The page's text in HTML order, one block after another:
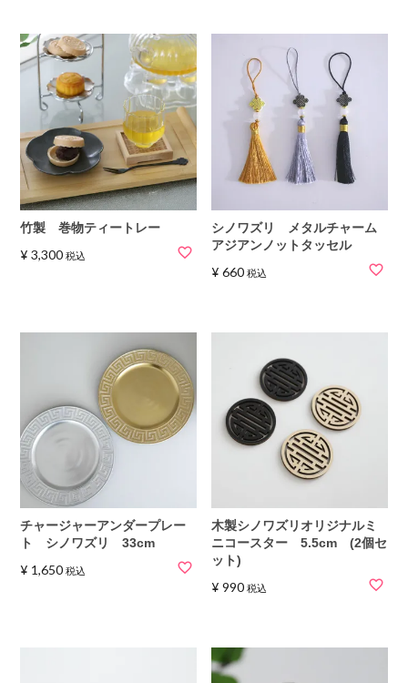
竹製 巻物ティートレー
¥ 3,300 税込
シノワズリ メタルチャーム
アジアンノットタッセル
¥ 660 税込
チャージャーアンダープレー
ト シノワズリ 33cm
¥ 1,650 税込
木製シノワズリオリジナルミ
ニコースター 5.5cm (2個セ
ット)
¥ 990 税込